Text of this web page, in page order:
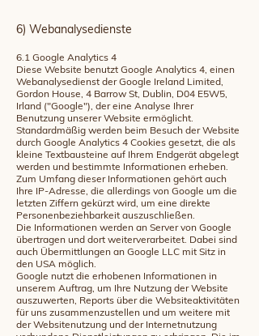
6) Webanalysedienste
6.1 Google Analytics 4
Diese Website benutzt Google Analytics 4, einen
Webanalysedienst der Google Ireland Limited,
Gordon House, 4 Barrow St, Dublin, D04 E5W5,
Irland ("Google"), der eine Analyse Ihrer
Benutzung unserer Website ermöglicht.
Standardmäßig werden beim Besuch der Website
durch Google Analytics 4 Cookies gesetzt, die als
kleine Textbausteine auf Ihrem Endgerät abgelegt
werden und bestimmte Informationen erheben.
Zum Umfang dieser Informationen gehört auch
Ihre IP-Adresse, die allerdings von Google um die
letzten Ziffern gekürzt wird, um eine direkte
Personenbeziehbarkeit auszuschließen.
Die Informationen werden an Server von Google
übertragen und dort weiterverarbeitet. Dabei sind
auch Übermittlungen an Google LLC mit Sitz in
den USA möglich.
Google nutzt die erhobenen Informationen in
unserem Auftrag, um Ihre Nutzung der Website
auszuwerten, Reports über die Websiteaktivitäten
für uns zusammenzustellen und um weitere mit
der Websitenutzung und der Internetnutzung